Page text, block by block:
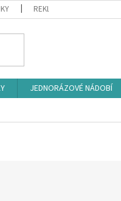
REKLAMAČNÍ ŘÁD
JEDNORÁZOVÉ NÁDOBÍ